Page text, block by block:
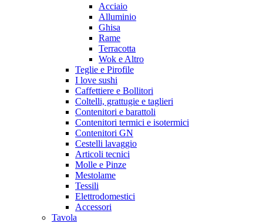
Acciaio
Alluminio
Ghisa
Rame
Terracotta
Wok e Altro
Teglie e Pirofile
I love sushi
Caffettiere e Bollitori
Coltelli, grattugie e taglieri
Contenitori e barattoli
Contenitori termici e isotermici
Contenitori GN
Cestelli lavaggio
Articoli tecnici
Molle e Pinze
Mestolame
Tessili
Elettrodomestici
Accessori
Tavola